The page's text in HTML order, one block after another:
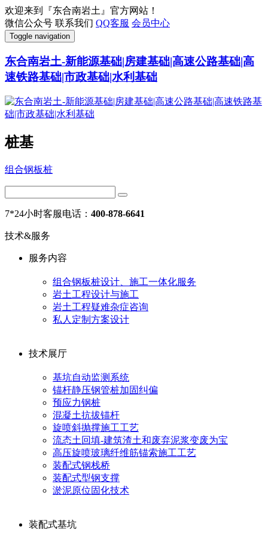
欢迎来到『东合南岩土』官方网站！
微信公众号 联系我们 QQ客服 会员中心
Toggle navigation
东合南岩土-新能源基础|房建基础|高速公路基础|高
速铁路基础|市政基础|水利基础
桩基
组合钢板桩
7*24小时客服电话： 400-878-6641
技术&服务
服务内容
组合钢板桩设计、施工一体化服务
岩土工程设计与施工
岩土工程疑难杂症咨询
私人定制方案设计
技术展厅
基坑自动监测系统
锚杆静压钢管桩加固纠偏
预应力钢桩
混凝土抗拔锚杆
旋喷斜抛撑施工工艺
流态土回填-建筑渣土和废弃泥浆变废为宝
高压旋喷玻璃纤维筋锚索施工工艺
装配式钢栈桥
装配式型钢支撑
淤泥原位固化技术
装配式基坑